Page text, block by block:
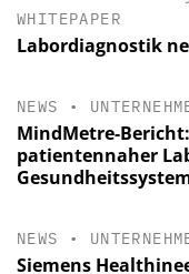
WHITEPAPER
Labordiagnostik
NEWS •
MindMetre-
patientennaher
NEWS •
Siemens